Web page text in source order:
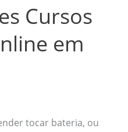
Cursos
em
tocar bateria, ou